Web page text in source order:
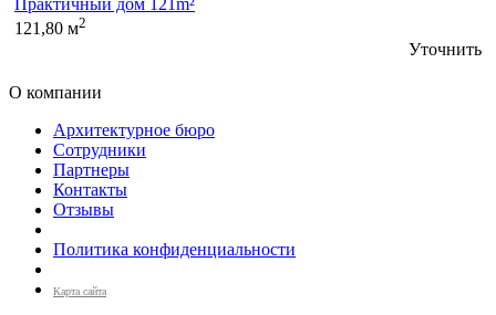
Практичный дом 121m²
121,80 м2
Уточнить
О компании
Архитектурное бюро
Сотрудники
Партнеры
Контакты
Отзывы
Политика конфиденциальности
Карта сайта